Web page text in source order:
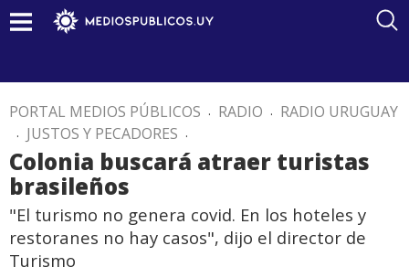
PORTAL MEDIOS PÚBLICOS . RADIO . RADIO URUGUAY
. JUSTOS Y PECADORES .
Colonia buscará atraer turistas
brasileños
"El turismo no genera covid. En los hoteles y
restoranes no hay casos", dijo el director de
Turismo